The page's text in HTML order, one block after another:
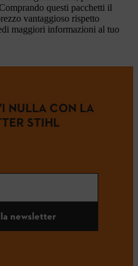
questi pacchetti il
vantaggioso rispetto
maggiori informazioni al tuo
NULLA CON LA
STIHL
newsletter